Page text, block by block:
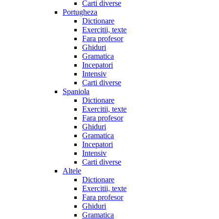
Carti diverse
Portugheza
Dictionare
Exercitii, texte
Fara profesor
Ghiduri
Gramatica
Incepatori
Intensiv
Carti diverse
Spaniola
Dictionare
Exercitii, texte
Fara profesor
Ghiduri
Gramatica
Incepatori
Intensiv
Carti diverse
Altele
Dictionare
Exercitii, texte
Fara profesor
Ghiduri
Gramatica